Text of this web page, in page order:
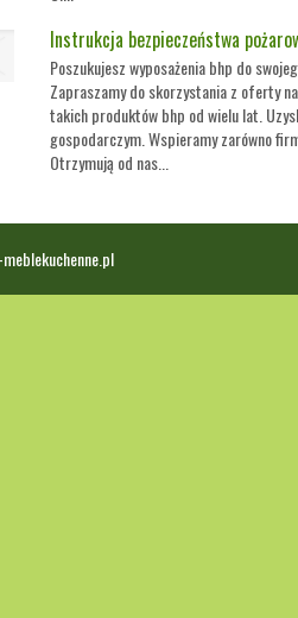
Instrukcja bezpieczeństwa
Poszukujesz wyposażenia bhp do
Zapraszamy do skorzystania z oferty
takich produktów bhp od wielu lat.
gospodarczym. Wspieramy zarówno
Otrzymują od nas...